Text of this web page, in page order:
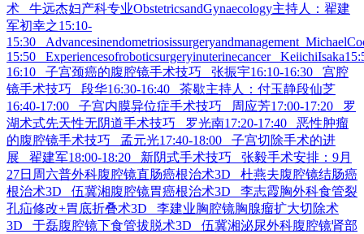
术 牛远杰妇产科专业ObstetricsandGynaecology主持人：翟建
军初幸之15:10-
15:30 Advancesinendometriosissurgeryandmanagement
15:50 Experiencesofroboticsurgeryinuterinecancer
16:10 子宫颈癌的腹腔镜手术技巧 张振宇16:10-16:30 宫腔
镜手术技巧 段华16:30-16:40 茶歇主持人：付玉静段仙芝
16:40-17:00 子宫内膜异位症手术技巧 周应芳17:00-17:20 罗
湖术式先天性无阴道手术技巧 罗光南17:20-17:40 恶性肿瘤
的腹腔镜手术技巧 孟元光17:40-18:00 子宫切除手术的进
展 翟建军18:00-18:20 新阴式手术技巧 张毅手术安排：9月
27日周六普外科腹腔镜直肠癌根治术3D 杜燕夫腹腔镜结肠癌
根治术3D 伍冀湘腹腔镜胃癌根治术3D 李志霞胸外科食管裂
孔疝修改+胃底折叠术3D 李建业胸腔镜胸腺瘤扩大切除术
3D 于磊腹腔镜下食管拔脱术3D 伍冀湘泌尿外科腹腔镜肾部